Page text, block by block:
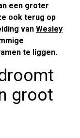
een groter
ook terug op
van Wesley
te liggen.
groot